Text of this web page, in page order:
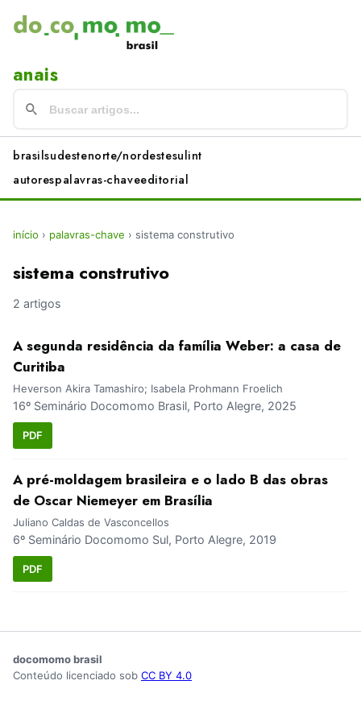
anais
brasilsudestenorte/nordestesulint
autorespalavras-chaveeditorial
início › palavras-chave › sistema construtivo
sistema construtivo
2 artigos
A segunda residência da família Weber: a casa de
Curitiba
Heverson Akira Tamashiro; Isabela Prohmann Froelich
16º Seminário Docomomo Brasil, Porto Alegre, 2025
PDF
A pré-moldagem brasileira e o lado B das obras
de Oscar Niemeyer em Brasília
Juliano Caldas de Vasconcellos
6º Seminário Docomomo Sul, Porto Alegre, 2019
PDF
docomomo brasil
Conteúdo licenciado sob CC BY 4.0